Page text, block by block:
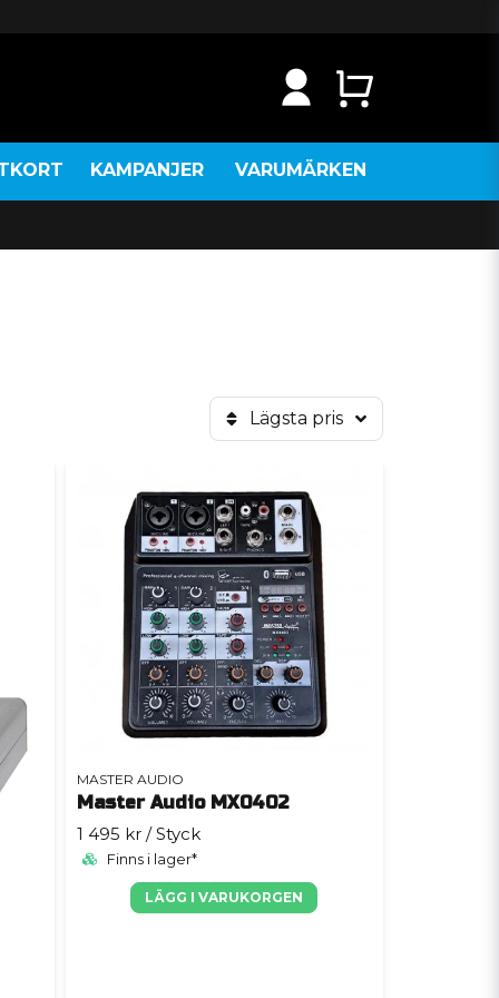
KAMPANJER VARUMÄRKEN
Lägsta pris
MASTER AUDIO
Master Audio MX0402
1 495 kr / Styck
Finns i lager*
LÄGG I VARUKORGEN